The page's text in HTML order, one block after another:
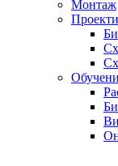
Монтаж